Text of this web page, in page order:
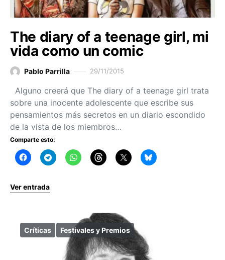
The diary of a teenage girl, mi
vida como un comic
Pablo Parrilla 29/11/2015
Alguno creerá que The diary of a teenage girl trata
sobre una inocente adolescente que escribe sus
pensamientos más secretos en un diario escondido
de la vista de los miembros…
Comparte esto:
Ver entrada
Críticas Festivales y Premios